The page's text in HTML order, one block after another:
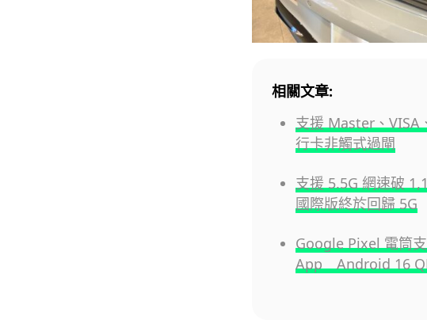
相關文章:
支援 Master、VISA
行卡非觸式過閘
支援 5.5G 網速破
國際版終於回歸 5G
Google Pixel 電筒
App Android 16